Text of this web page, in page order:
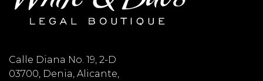
Calle Diana No. 19, 2-D
03700, Denia, Alicante,